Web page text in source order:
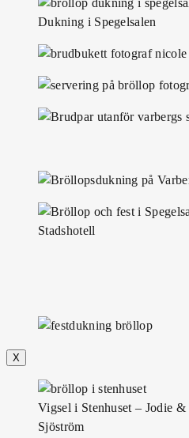
Dukning i Spegelsalen
X
Vigsel i Stenhuset – Jodie
Sjöström